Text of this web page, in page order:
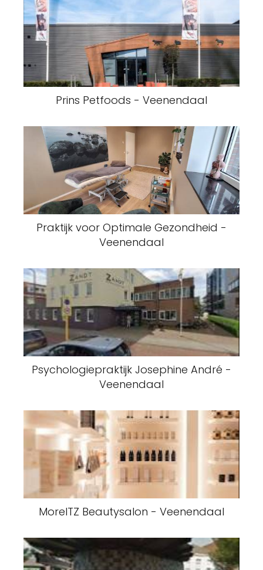
Prins Petfoods - Veenendaal
Praktijk voor Optimale Gezondheid -
Veenendaal
Psychologiepraktijk Josephine André -
Veenendaal
MoreITZ Beautysalon - Veenendaal